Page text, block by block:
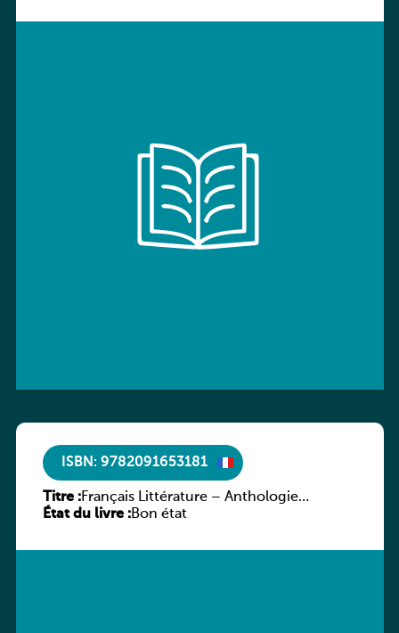
ISBN: 9782091653181
Titre :Français Littérature – Anthologie
chronologique 2de/1re
État du livre :Bon état